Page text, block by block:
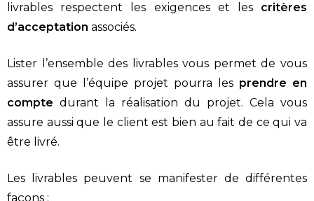
livrables respectent les exigences et les critères
d’acceptation associés.
Lister l’ensemble des livrables vous permet de vous
assurer que l’équipe projet pourra les prendre en
compte durant la réalisation du projet. Cela vous
assure aussi que le client est bien au fait de ce qui va
être livré.
Les livrables peuvent se manifester de différentes
façons :